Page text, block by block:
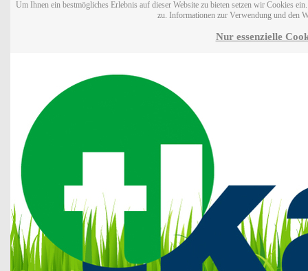
Um Ihnen ein bestmögliches Erlebnis auf dieser Website zu bieten setzen wir Cookies
zu. Informationen zur Verwendung und den
Nur essenzielle